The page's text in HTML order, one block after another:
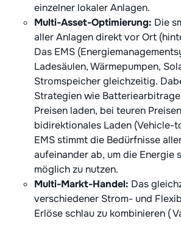
einzelner lokaler Anlagen.
Multi-Asset-Optimierung: Die
aller Anlagen direkt vor Ort
Das EMS
Ladesäulen, Wärmepumpen,
Stromspeicher gleichzeitig.
Strategien wie
Preisen laden, bei teuren
bidirektionales Laden (Vehicle-
EMS stimmt die Bedürfnisse
aufeinander ab, um die Energie
möglich zu nutzen.
Multi-Markt-Handel: Das
verschiedener Strom- und
Erlöse schlau zu kombinieren (